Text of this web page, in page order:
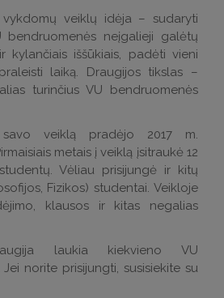
vykdomų veiklų idėja – sudaryti
bendruomenės neįgalieji galėtų
kylančiais iššūkiais, padėti vieni
laiką. Draugijos tikslas –
turinčius VU bendruomenės
veiklą pradėjo 2017 m.
metais į veiklą įsitraukė 12
Vėliau prisijungė ir kitų
Fizikos) studentai. Veikloje
klausos ir kitas negalias
laukia kiekvieno VU
norite prisijungti, susisiekite su